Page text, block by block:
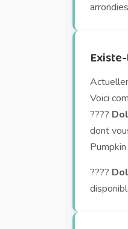
Voici
????
dont
????